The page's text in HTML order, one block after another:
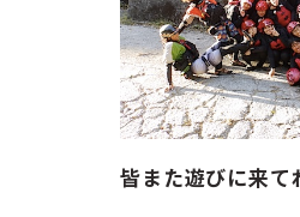
皆また遊びに来